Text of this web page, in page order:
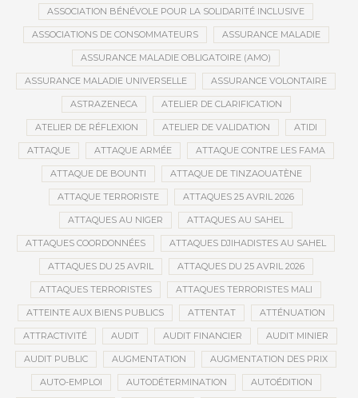
ASSOCIATION BÉNÉVOLE POUR LA SOLIDARITÉ INCLUSIVE
ASSOCIATIONS DE CONSOMMATEURS ASSURANCE MALADIE
ASSURANCE MALADIE OBLIGATOIRE (AMO)
ASSURANCE MALADIE UNIVERSELLE ASSURANCE VOLONTAIRE
ASTRAZENECA ATELIER DE CLARIFICATION
ATELIER DE RÉFLEXION ATELIER DE VALIDATION ATIDI
ATTAQUE ATTAQUE ARMÉE ATTAQUE CONTRE LES FAMA
ATTAQUE DE BOUNTI ATTAQUE DE TINZAOUATÈNE
ATTAQUE TERRORISTE ATTAQUES 25 AVRIL 2026
ATTAQUES AU NIGER ATTAQUES AU SAHEL
ATTAQUES COORDONNÉES ATTAQUES DJIHADISTES AU SAHEL
ATTAQUES DU 25 AVRIL ATTAQUES DU 25 AVRIL 2026
ATTAQUES TERRORISTES ATTAQUES TERRORISTES MALI
ATTEINTE AUX BIENS PUBLICS ATTENTAT ATTÉNUATION
ATTRACTIVITÉ AUDIT AUDIT FINANCIER AUDIT MINIER
AUDIT PUBLIC AUGMENTATION AUGMENTATION DES PRIX
AUTO-EMPLOI AUTODÉTERMINATION AUTOÉDITION